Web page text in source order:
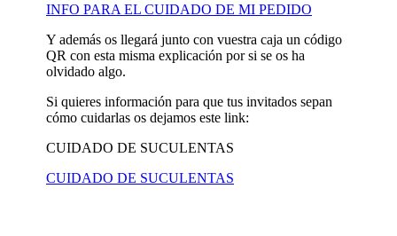
INFO PARA EL CUIDADO DE MI PEDIDO
Y además os llegará junto con vuestra caja un código
QR con esta misma explicación por si se os ha
olvidado algo.
Si quieres información para que tus invitados sepan
cómo cuidarlas os dejamos este link:
CUIDADO DE SUCULENTAS
CUIDADO DE SUCULENTAS